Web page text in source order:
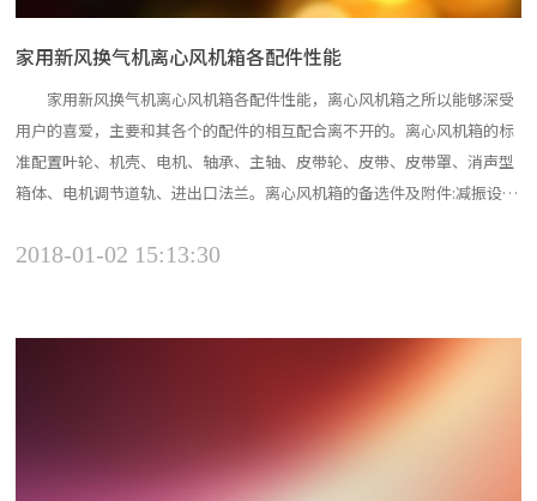
家用新风换气机离心风机箱各配件性能
家用新风换气机离心风机箱各配件性能，离心风机箱之所以能够深受
用户的喜爱，主要和其各个的配件的相互配合离不开的。离心风机箱的标
准配置叶轮、机壳、电机、轴承、主轴、皮带轮、皮带、皮带罩、消声型
箱体、电机调节道轨、进出口法兰。离心风机箱的备选件及附件:减振设
屋顶风机使用场合比较的特殊，因此为了更好的应用小编建议大家在使用
2018-01-02 15:13:30